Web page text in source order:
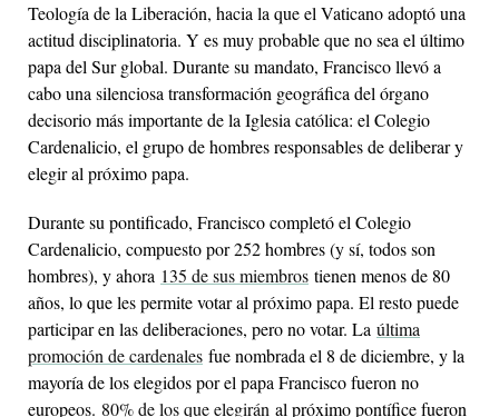
Teología de la Liberación, hacia la que el Vaticano adoptó una
actitud disciplinatoria. Y es muy probable que no sea el último
papa del Sur global. Durante su mandato, Francisco llevó a
cabo una silenciosa transformación geográfica del órgano
decisorio más importante de la Iglesia católica: el Colegio
Cardenalicio, el grupo de hombres responsables de deliberar y
elegir al próximo papa.
Durante su pontificado, Francisco completó el Colegio
Cardenalicio, compuesto por 252 hombres (y sí, todos son
hombres), y ahora 135 de sus miembros tienen menos de 80
años, lo que les permite votar al próximo papa. El resto puede
participar en las deliberaciones, pero no votar. La última
promoción de cardenales fue nombrada el 8 de diciembre, y la
mayoría de los elegidos por el papa Francisco fueron no
europeos. 80% de los que elegirán al próximo pontífice fueron